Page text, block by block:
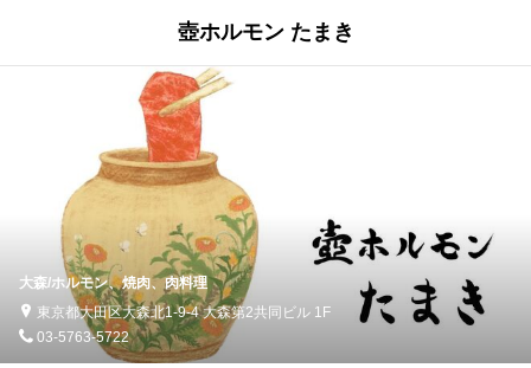
壺ホルモン たまき
大森/ホルモン、焼肉、肉料理
東京都大田区大森北1-9-4 大森第2共同ビル 1F
03-5763-5722